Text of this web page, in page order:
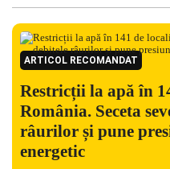
ARTICOL RECOMANDAT
Restricții la apă în
România. Seceta
râurilor și pune
energetic